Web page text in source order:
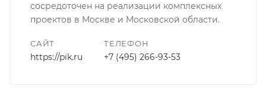
сосредоточен на реализации комплексных
проектов в Москве и Московской области.
САЙТ
https://pik.ru
ТЕЛЕФОН
+7 (495) 266-93-53